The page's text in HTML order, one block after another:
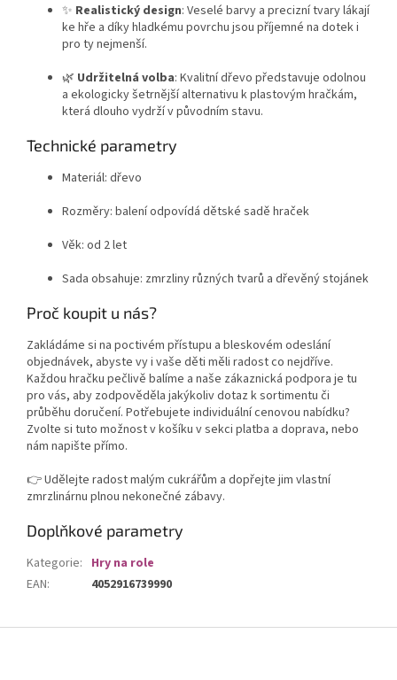
✨ Realistický design: Veselé barvy a precizní tvary lákají
ke hře a díky hladkému povrchu jsou příjemné na dotek i
pro ty nejmenší.
🌿 Udržitelná volba: Kvalitní dřevo představuje odolnou
a ekologicky šetrnější alternativu k plastovým hračkám,
která dlouho vydrží v původním stavu.
Technické parametry
Materiál: dřevo
Rozměry: balení odpovídá dětské sadě hraček
Věk: od 2 let
Sada obsahuje: zmrzliny různých tvarů a dřevěný stojánek
Proč koupit u nás?
Zakládáme si na poctivém přístupu a bleskovém odeslání
objednávek, abyste vy i vaše děti měli radost co nejdříve.
Každou hračku pečlivě balíme a naše zákaznická podpora je tu
pro vás, aby zodpověděla jakýkoliv dotaz k sortimentu či
průběhu doručení. Potřebujete individuální cenovou nabídku?
Zvolte si tuto možnost v košíku v sekci platba a doprava, nebo
nám napište přímo.
👉 Udělejte radost malým cukrářům a dopřejte jim vlastní
zmrzlinárnu plnou nekonečné zábavy.
Doplňkové parametry
Kategorie: Hry na role
EAN: 4052916739990